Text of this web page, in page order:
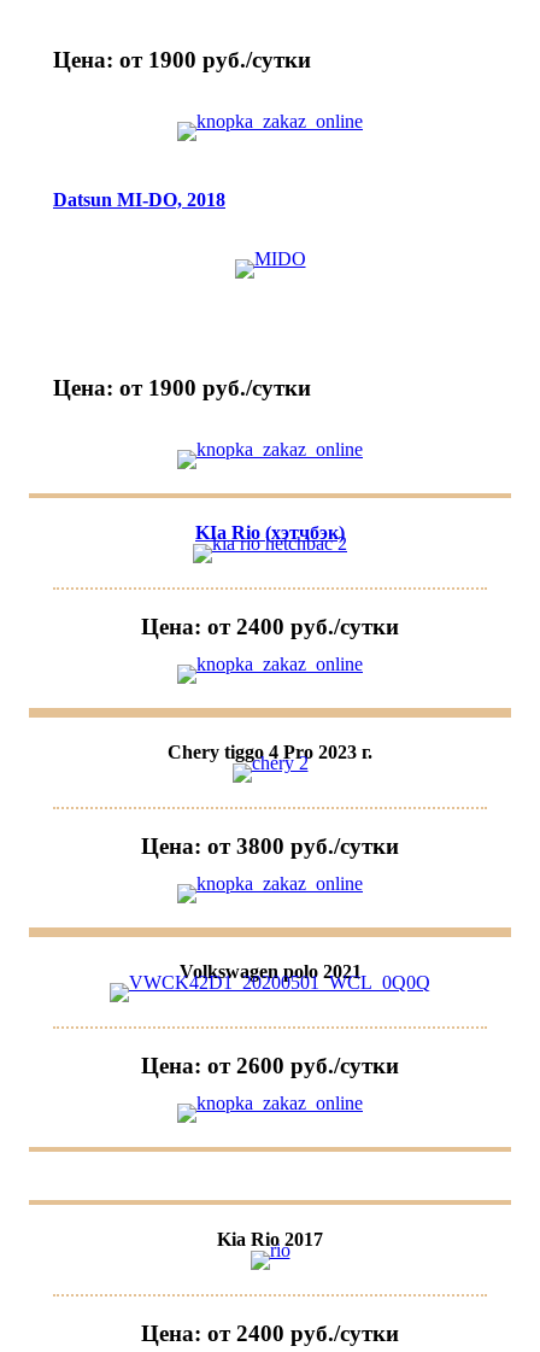
Цена: от 1900 руб./сутки
Datsun MI-DO, 2018
Цена: от 1900 руб./сутки
KIa Rio (хэтчбэк)
Цена: от 2400 руб./сутки
Chery tiggo 4 Pro 2023 г.
Цена: от 3800 руб./сутки
Volkswagen polo 2021
Цена: от 2600 руб./сутки
Kia Rio 2017
Цена: от 2400 руб./сутки